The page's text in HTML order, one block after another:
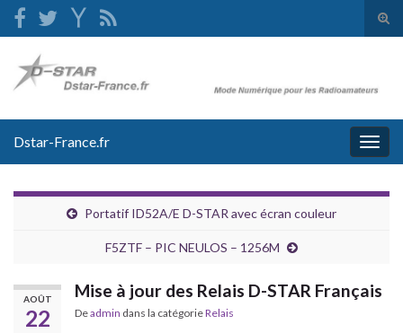
Dstar-France.fr
Portatif ID52A/E D-STAR avec écran couleur
F5ZTF – PIC NEULOS – 1256M
AOÛT
22
Mise à jour des Relais D-STAR Français
Deadmin dans la catégorieRelais